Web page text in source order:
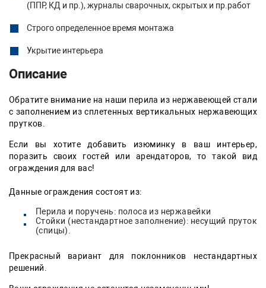
(ППР, КД и пр.), журналы сварочных, скрытых и пр.работ
Строго определенное время монтажа
Укрытие интерьера
Описание
Обратите внимание на наши перила из нержавеющей стали
с заполнением из сплетенных вертикальных нержавеющих
прутков.
Если вы хотите добавить изюминку в ваш интерьер,
поразить своих гостей или арендаторов, то такой вид
ограждения для вас!
Данные ограждения состоят из:
Перила и поручень: полоса из нержавейки
Стойки (нестандартное заполнение): несущий пруток
(спицы).
Прекрасный вариант для поклонников нестандартных
решений.